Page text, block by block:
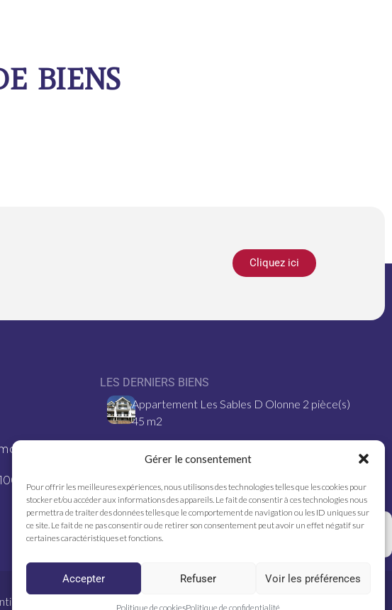
Gérer le consentement
Pour offrir les meilleures expériences, nous utilisons des technologies telles que les cookies pour
stocker et/ou accéder aux informations des appareils. Le fait de consentir à ces technologies nous
permettra de traiter des données telles que le comportement de navigation ou les ID uniques sur
ce site. Le fait de ne pas consentir ou de retirer son consentement peut avoir un effet négatif sur
certaines caractéristiques et fonctions.
Accepter Refuser Voir les préférences
Politique de cookiesPolitique de confidentialité
BIENS
Cliquez ici
LES DERNIERS BIENS
Appartement Les Sables D Olonne 2 pièce(s)
45 m2
MAISON- 4 couchages- LES SABLES
D’OLONNE
Mentions légales Honoraires Politique de cookies